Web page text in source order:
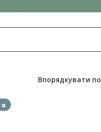
Впорядкувати по